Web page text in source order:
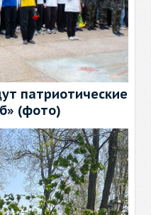
патриотические
(фото)